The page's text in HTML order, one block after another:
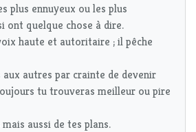
plus ennuyeux ou les plus
ont quelque chose à dire.
haute et autoritaire ; il pêche
autres par crainte de devenir
tu trouveras meilleur ou pire
aussi de tes plans.